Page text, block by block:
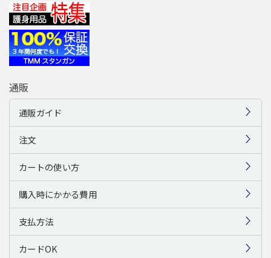
通販
通販ガイド
注文
カートの使い方
購入時にかかる費用
支払方法
カードOK